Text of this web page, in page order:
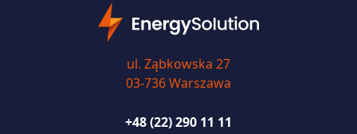
ul. Ząbkowska 27
03-736 Warszawa
+48 (22) 290 11 11